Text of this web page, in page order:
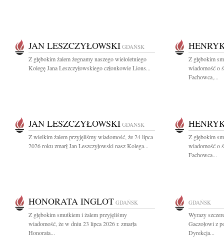
JAN LESZCZYŁOWSKI GDAŃSK
Z głębokim żalem żegnamy naszego wieloletniego
Kolegę Jana Leszczyłowskiego członkowie Lions...
Z głębokim
wiadomość o
Fachowca,...
JAN LESZCZYŁOWSKI GDAŃSK
Z wielkim żalem przyjęliśmy wiadomość, że 24 lipca
2026 roku zmarł Jan Leszczyłowski nasz Kolega...
Z głębokim
wiadomość o
Fachowca...
HONORATA INGLOT GDAŃSK
Z głębokim smutkiem i żalem przyjęliśmy
wiadomość, że w dniu 23 lipca 2026 r. zmarła
Honorata...
GDAŃSK
Wyrazy
Gaczołowi z
Dyrekcja...